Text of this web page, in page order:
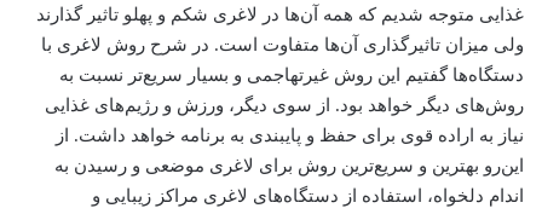
غذایی متوجه شدیم که همه آن‌ها در لاغری شکم و پهلو تاثیر گذارند
ولی میزان تاثیرگذاری آن‌ها متفاوت است. در شرح روش لاغری با
دستگاه‌ها گفتیم این روش غیرتهاجمی و بسیار سریع‌تر نسبت ‌به
روش‌های دیگر خواهد بود. از سوی دیگر، ورزش و رژیم‌های غذایی
نیاز به اراده قوی برای حفظ و پایبندی به برنامه خواهد داشت. از
این‌رو بهترین و سریع‌ترین روش برای لاغری موضعی و رسیدن به
اندام دلخواه، استفاده از دستگاه‌های لاغری مراکز زیبایی و